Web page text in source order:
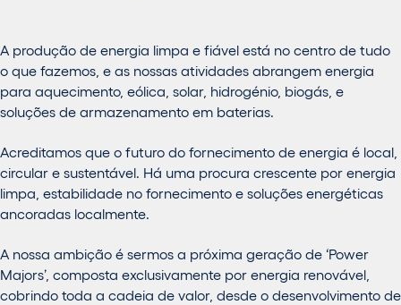
A produção de energia limpa e fiável está no centro de tudo
o que fazemos, e as nossas atividades abrangem energia
para aquecimento, eólica, solar, hidrogénio, biogás, e
soluções de armazenamento em baterias.
Acreditamos que o futuro do fornecimento de energia é local,
circular e sustentável. Há uma procura crescente por energia
limpa, estabilidade no fornecimento e soluções energéticas
ancoradas localmente.
A nossa ambição é sermos a próxima geração de ‘Power
Majors’, composta exclusivamente por energia renovável,
cobrindo toda a cadeia de valor, desde o desenvolvimento de